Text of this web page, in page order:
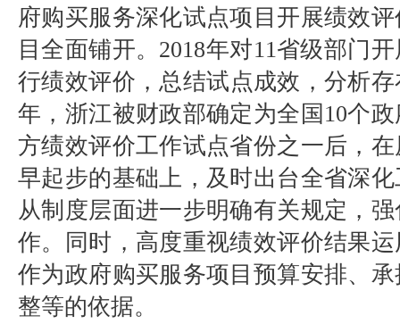
府购买服务深化试点项目开展绩效
目全面铺开。 2018年对11省级部门
行绩效评价，总结试点成效，分析
年，浙江被财政部确定为全国 10个政
方绩效评价工作试点省份之一后，
早起步的基础上，及时出台全省深
从制度层面进一步明确有关规定，
作。同时，高度重视绩效评价结果
作为政府购买服务项目预算安排、
整等的依据。